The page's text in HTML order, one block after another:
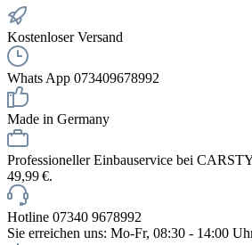
Kostenloser Versand
Whats App 073409678992
Made in Germany
Professioneller Einbauservice bei
49,99 €.
Hotline 07340 9678992
Sie erreichen uns: Mo-Fr, 08:30 - 14:00